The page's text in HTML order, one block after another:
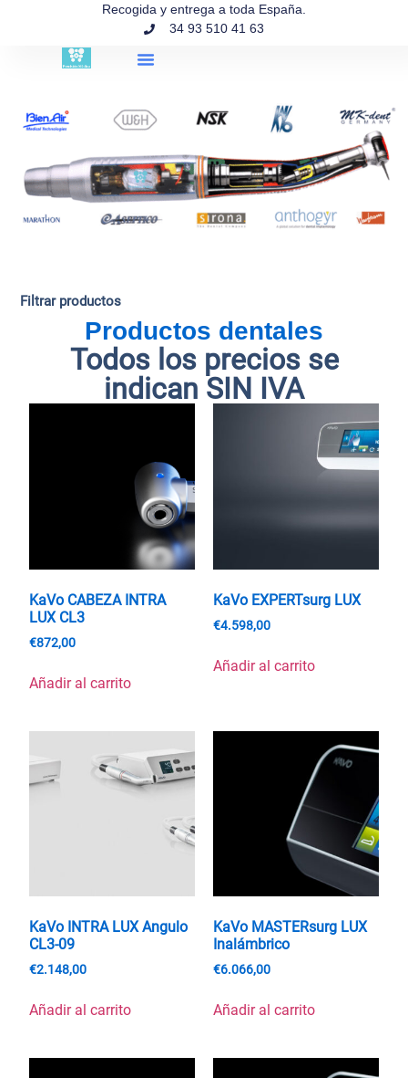
Recogida y entrega a toda España.
34 93 510 41 63
Filtrar productos
Productos dentales
Todos los precios se
indican SIN IVA
KaVo CABEZA INTRA
LUX CL3
€872,00
Añadir al carrito
KaVo EXPERTsurg LUX
€4.598,00
Añadir al carrito
KaVo INTRA LUX Angulo
CL3-09
€2.148,00
Añadir al carrito
KaVo MASTERsurg LUX
Inalámbrico
€6.066,00
Añadir al carrito